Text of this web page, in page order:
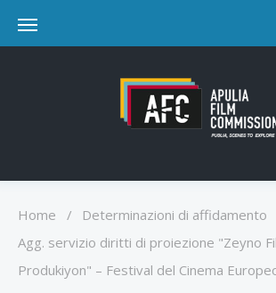
Home / Determinazioni di affidamento
Agg. servizio diritti di proiezione "Zeyno
Produkiyon" – Festival del Cinema